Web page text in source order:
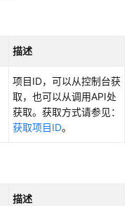
描述
项目ID，可以从控制台获
取，也可以从调用API处
获取。获取方式请参见：
获取项目ID。
描述